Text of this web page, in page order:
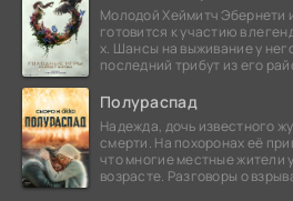
Молодой Хеймитч Эбернети
готовится к участию в
х. Шансы на выживание у
последний трибут из его
Полураспад
Надежда, дочь известного
смерти. На похоронах её
что многие местные жители
возрасте. Разговоры о